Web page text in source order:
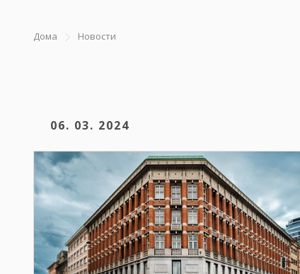
Дома Новости
06. 03. 2024